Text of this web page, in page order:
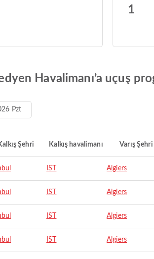
1
Havalimanı’a uçuş
Pzt
Şehri Kalkış havalimanı Varış Şehri
IST Algiers
IST Algiers
IST Algiers
IST Algiers